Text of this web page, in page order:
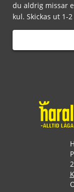
du aldrig missar
kul. Skickas ut 1-